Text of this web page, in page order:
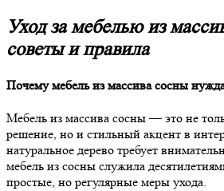
Уход за мебелью из
советы и правила
Почему мебель из массива сосны
Мебель из массива сосны — это не
решение, но и стильный акцент в
натуральное дерево требует
мебель из сосны служила
простые, но регулярные меры ухода.